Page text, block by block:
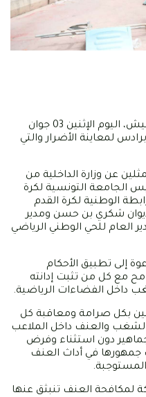
أدى وزير الشباب والرياضة كمال دقيش، اليوم الإثنين 03 جوان
برادس لمعاينة الأضرار والتي
عن وزارة الداخلية من
الجامعة التونسية لكرة
الوطنية لكرة القدم
شكري بن حسن ومدير
العام للحي الوطني الرياضي
إلى تطبيق الأحكام
مع كل من تثبت إدانته
داخل الفضاءات الرياضية.
بكل صرامة ومعاقبة كل
والعنف داخل الملاعب
دون استثناء وفرض
في أداث العنف
المستوجبة.
لمكافحة العنف تنبثق عنها